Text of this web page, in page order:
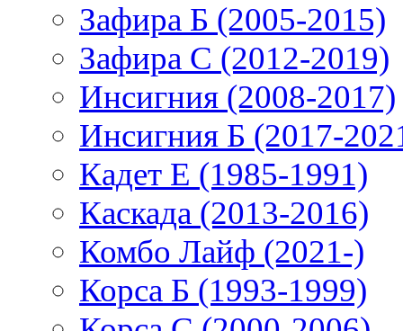
Зафира Б (2005-2015)
Зафира С (2012-2019)
Инсигния (2008-2017)
Инсигния Б (2017-
Кадет Е (1985-1991)
Каскада (2013-2016)
Комбо Лайф (2021-)
Корса Б (1993-1999)